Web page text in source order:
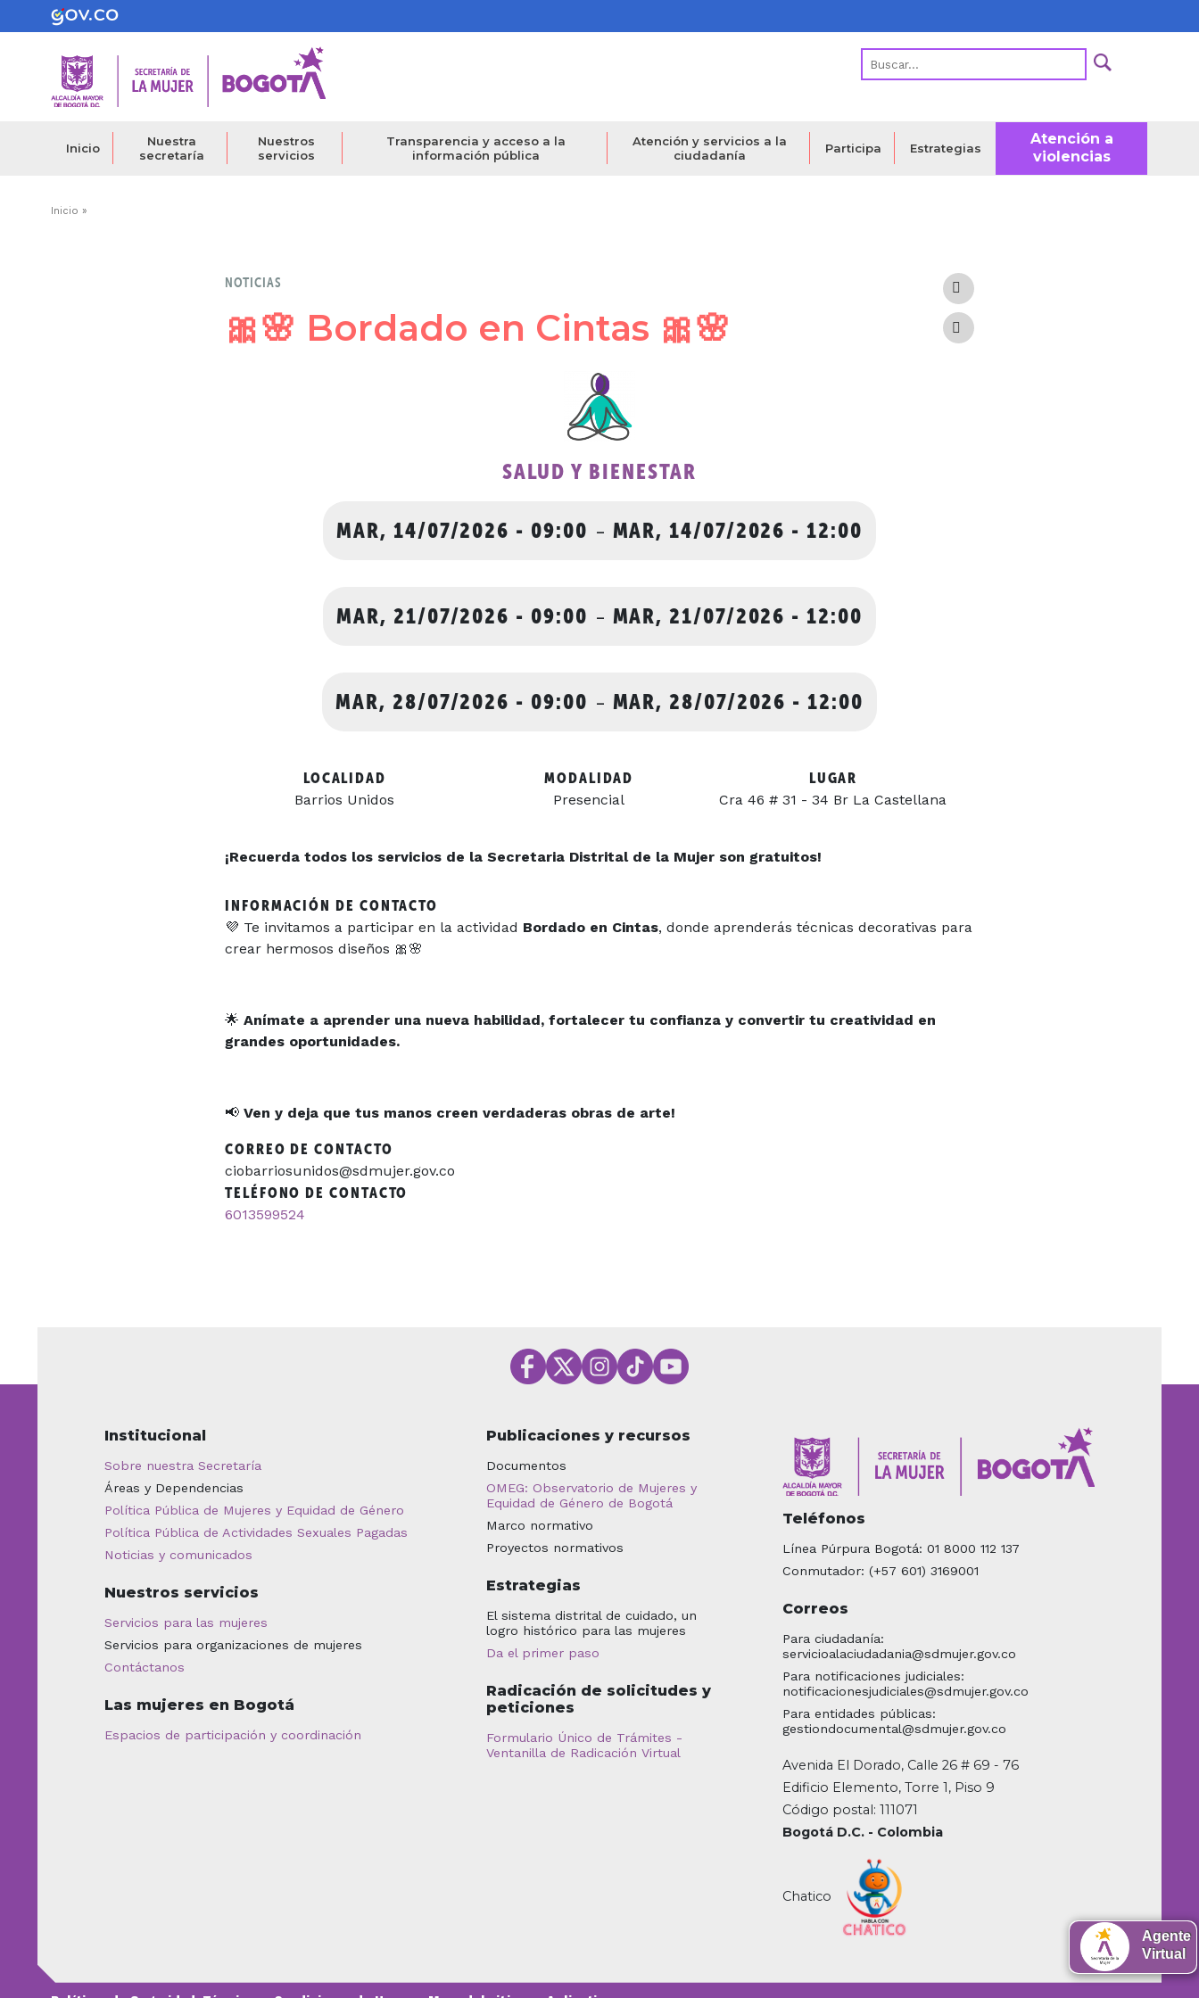
al
contenido
Inicio
Nuestra
secretaría
Nuestros
servicios
Transparencia y acceso a la
información pública
Atención y servicios a la
ciudadanía
Participa Estrategias
Atención a
violencias
Ruta
Inicio
NOTICIAS
🎀🌸 Bordado en Cintas 🎀🌸
SALUD Y BIENESTAR
MAR, 14/07/2026 - 09:00 - MAR, 14/07/2026 - 12:00
MAR, 21/07/2026 - 09:00 - MAR, 21/07/2026 - 12:00
MAR, 28/07/2026 - 09:00 - MAR, 28/07/2026 - 12:00
LOCALIDAD
Barrios Unidos
MODALIDAD
Presencial
LUGAR
Cra 46 # 31 - 34 Br La Castellana
¡Recuerda todos los servicios de la Secretaria Distrital de la Mujer son gratuitos!
INFORMACIÓN DE CONTACTO
💜 Te invitamos a participar en la actividad Bordado en Cintas, donde aprenderás técnicas decorativas para
crear hermosos diseños 🎀🌸
🌟 Anímate a aprender una nueva habilidad, fortalecer tu confianza y convertir tu creatividad en
grandes oportunidades.
📢 Ven y deja que tus manos creen verdaderas obras de arte!
CORREO DE CONTACTO
ciobarriosunidos@sdmujer.gov.co
TELÉFONO DE CONTACTO
6013599524
Institucional
Sobre nuestra Secretaría
Áreas y Dependencias
Política Pública de Mujeres y Equidad de Género
Política Pública de Actividades Sexuales Pagadas
Noticias y comunicados
Nuestros servicios
Servicios para las mujeres
Servicios para organizaciones de mujeres
Contáctanos
Las mujeres en Bogotá
Espacios de participación y coordinación
Publicaciones y recursos
Documentos
OMEG: Observatorio de Mujeres y
Equidad de Género de Bogotá
Marco normativo
Proyectos normativos
Estrategias
El sistema distrital de cuidado, un
logro histórico para las mujeres
Da el primer paso
Radicación de solicitudes y
peticiones
Formulario Único de Trámites -
Ventanilla de Radicación Virtual
Teléfonos
Línea Púrpura Bogotá: 01 8000 112 137
Conmutador: (+57 601) 3169001
Correos
Para ciudadanía:
servicioalaciudadania@sdmujer.gov.co
Para notificaciones judiciales:
notificacionesjudiciales@sdmujer.gov.co
Para entidades públicas:
gestiondocumental@sdmujer.gov.co
Avenida El Dorado, Calle 26 # 69 - 76
Edificio Elemento, Torre 1, Piso 9
Código postal: 111071
Bogotá D.C. - Colombia
Chatico
Agente
Virtual